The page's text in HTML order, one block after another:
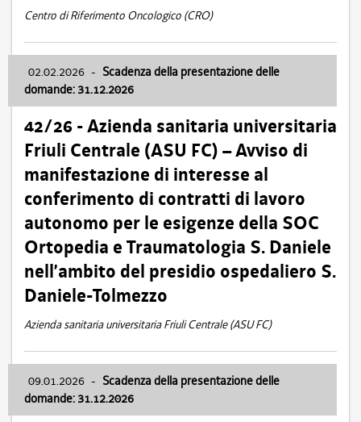
Centro di Riferimento Oncologico (CRO)
02.02.2026 - Scadenza della presentazione delle
domande: 31.12.2026
42/26 - Azienda sanitaria universitaria
Friuli Centrale (ASU FC) – Avviso di
manifestazione di interesse al
conferimento di contratti di lavoro
autonomo per le esigenze della SOC
Ortopedia e Traumatologia S. Daniele
nell’ambito del presidio ospedaliero S.
Daniele-Tolmezzo
Azienda sanitaria universitaria Friuli Centrale (ASU FC)
09.01.2026 - Scadenza della presentazione delle
domande: 31.12.2026